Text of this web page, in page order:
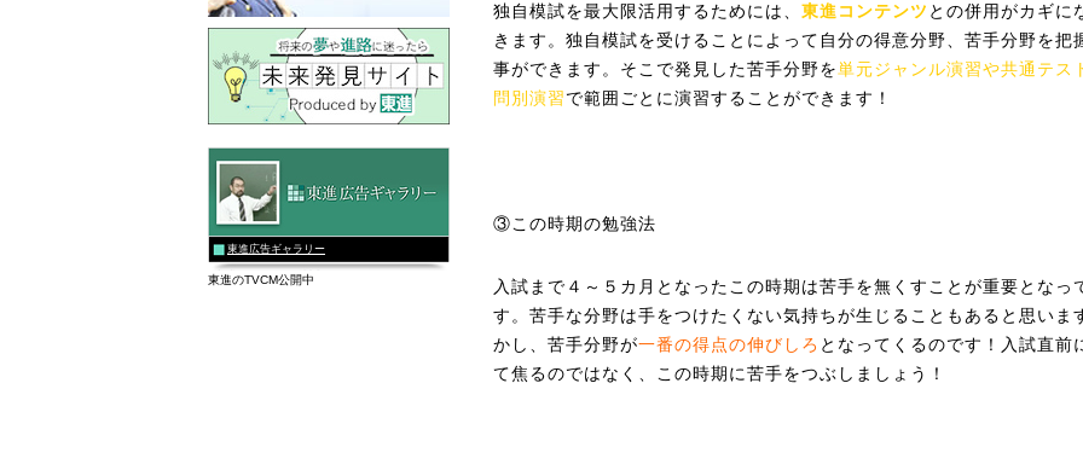
独自模試を最大限活用するためには、 東進コンテンツ との併用がカギに
きます。独自模試を受けることによって自分の得意分野、苦手分野を把
事ができます。そこで発見した苦手分野を単元ジャンル演習や共通テス
問別演習で範囲ごとに演習することができます！
③この時期の勉強法
入試まで４～５カ月となったこの時期は苦手を無くすことが重要となっ
す。苦手な分野は手をつけたくない気持ちが生じることもあると思いま
かし、苦手分野が一番の得点の伸びしろ となってくるのです！入試直前
て焦るのではなく、この時期に苦手をつぶしましょう！
東進広告ギャラリー
東進のTVCM公開中